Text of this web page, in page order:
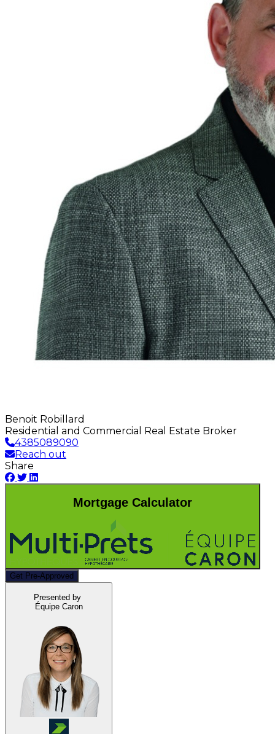
Benoit Robillard
Residential and Commercial Real Estate Broker
4385089090
Reach out
Share
Mortgage Calculator
Get Pre-Approved
Presented by
Équipe Caron